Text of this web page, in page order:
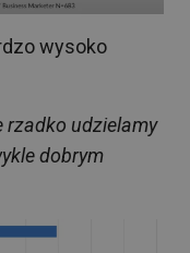
wysoko
rzadko udzielamy
dobrym